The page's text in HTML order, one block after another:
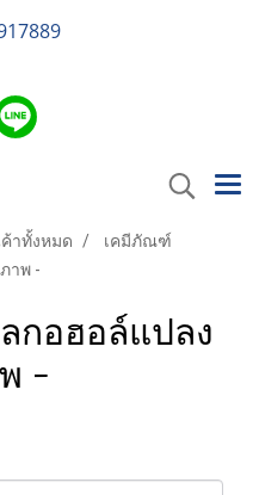
าทั้งหมด
เคมีภัณฑ์
าพ -
กอฮอล์แปลง
-